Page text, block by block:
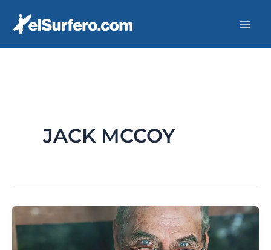
JACK MCCOY